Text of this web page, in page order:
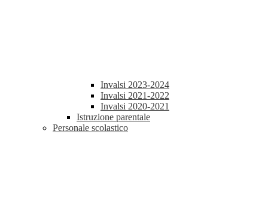
Invalsi 2023-2024
Invalsi 2021-2022
Invalsi 2020-2021
Istruzione parentale
Personale scolastico